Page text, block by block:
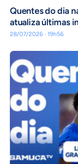
Quentes do dia
atualiza últimas
28/07/2026 · 19h56